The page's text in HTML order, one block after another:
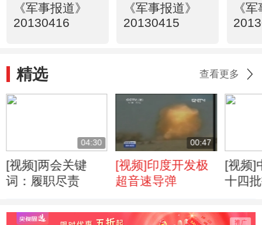
《军事报道》
20130416
《军事报道》
20130415
《
精选 查看更多
04:30
[视频]两会关键
词：履职尽责
00:47
[视频]印度开发极
超音速导弹
[视频]
十四
上联